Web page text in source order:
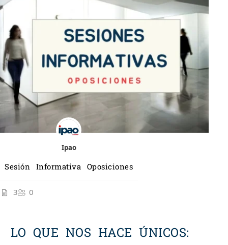
Ipao
Sesión Informativa Oposiciones
3 0
LO QUE NOS HACE ÚNICOS: